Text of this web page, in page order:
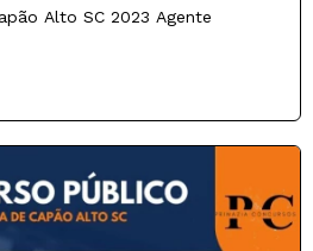
Alto SC 2023 Agente